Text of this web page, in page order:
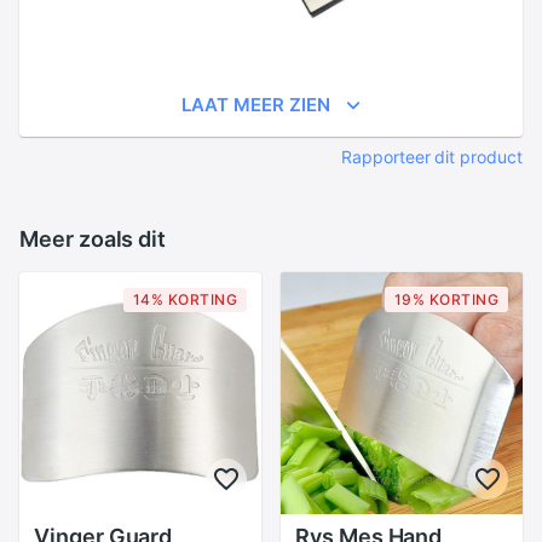
LAAT MEER ZIEN
Rapporteer dit product
Meer zoals dit
14% KORTING
Vinger Guard
19% KORTING
Rvs Mes Hand